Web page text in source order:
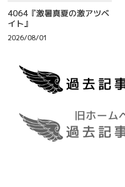
4064『激暑真夏の激アツベ
イト』
2026/08/01